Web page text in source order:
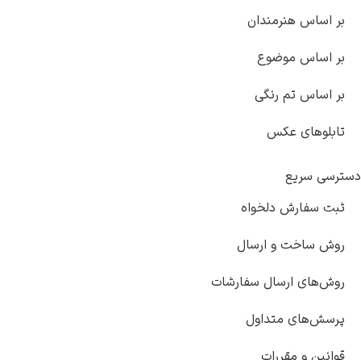
بر اساس هنرمندان
بر اساس موضوع
بر اساس تم رنگی
تابلوهای عکس
دسترسی سریع
ثبت سفارش دلخواه
روش ساخت و ارسال
روش‌های ارسال سفارشات
پرسش‌های متداول